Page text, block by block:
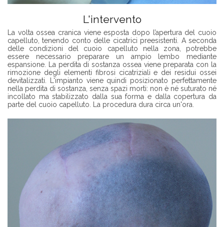
L'intervento
La volta ossea cranica viene esposta dopo l’apertura del cuoio
capelluto, tenendo conto delle cicatrici preesistenti. A seconda
delle condizioni del cuoio capelluto nella zona, potrebbe
essere necessario preparare un ampio lembo mediante
espansione. La perdita di sostanza ossea viene preparata con la
rimozione degli elementi fibrosi cicatriziali e dei residui ossei
devitalizzati. L'impianto viene quindi posizionato perfettamente
nella perdita di sostanza, senza spazi morti: non è né suturato né
incollato ma stabilizzato dalla sua forma e dalla copertura da
parte del cuoio capelluto. La procedura dura circa un'ora.